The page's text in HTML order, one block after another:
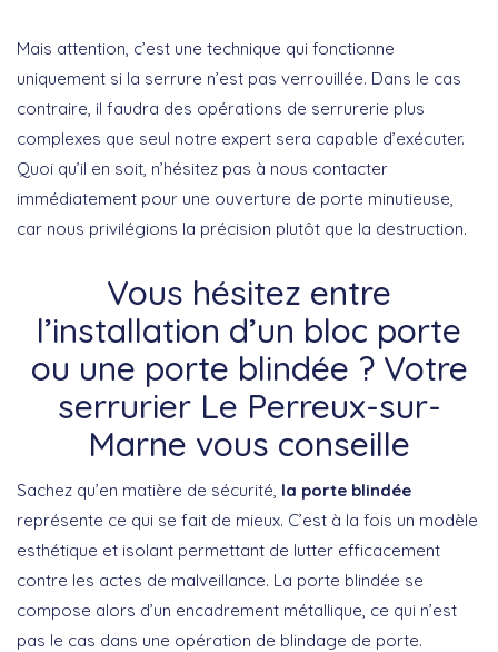
Mais attention, c’est une technique qui fonctionne
uniquement si la serrure n’est pas verrouillée. Dans le cas
contraire, il faudra des opérations de serrurerie plus
complexes que seul notre expert sera capable d’exécuter.
Quoi qu’il en soit, n’hésitez pas à nous contacter
immédiatement pour une ouverture de porte minutieuse,
car nous privilégions la précision plutôt que la destruction.
Vous hésitez entre
l’installation d’un bloc porte
ou une porte blindée ? Votre
serrurier Le Perreux-sur-
Marne vous conseille
Sachez qu’en matière de sécurité, la porte blindée
représente ce qui se fait de mieux. C’est à la fois un modèle
esthétique et isolant permettant de lutter efficacement
contre les actes de malveillance. La porte blindée se
compose alors d’un encadrement métallique, ce qui n’est
pas le cas dans une opération de blindage de porte.